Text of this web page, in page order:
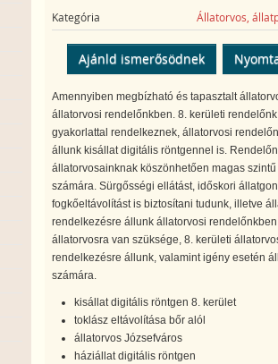
Kategória Állatorvos,
Ajánld ismerősödnek
Amennyiben megbízható és tapasztalt
állatorvosi rendelőnkben. 8. kerületi
gyakorlattal rendelkeznek, állatorvosi
állunk kisállat digitális röntgennel is.
állatorvosainknak köszönhetően magas
számára. Sürgősségi ellátást, időskori
fogkőeltávolítást is biztosítani tudunk, illetve
rendelkezésre állunk állatorvosi
állatorvosra van szüksége, 8. kerületi
rendelkezésre állunk, valamint igény esetén
számára.
kisállat digitális röntgen 8. kerület
toklász eltávolítása bőr alól
állatorvos Józsefváros
háziállat digitális röntgen